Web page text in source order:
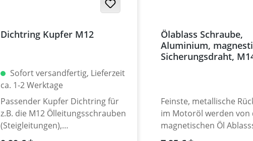
Dichtring Kupfer M12
Sofort versandfertig, Lieferzeit
ca. 1-2 Werktage
Passender Kupfer Dichtring für
z.B. die M12 Ölleitungsschrauben
(Steigleitungen),
Anschlussschrauben Ölkühler
Ölablass Schraube,
Aluminium,
Sicherungsdraht,
Feinste, metallische
im Motoröl werden von
magnetischen Öl
sicher angezogen und